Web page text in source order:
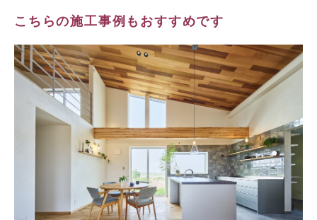
こちらの施工事例もおすすめです